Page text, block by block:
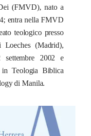
(FMVD), nato a
entra nella FMVD
teologico presso
(Madrid),
2002 e
Teologia Biblica
di Manila.